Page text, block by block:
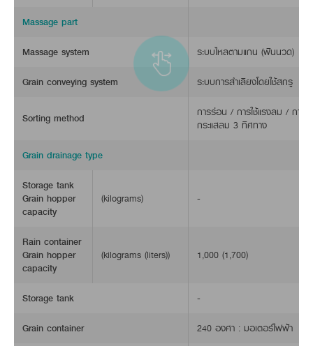
Massage part
Massage system ระบบไหลตามแกน (ฟันนวด)
Grain conveying system ระบบการลำเลียงโดยใช้สกรู
Sorting method
การร่อน / การใช้แรงลม / การคั
กระแสลม 3 ทิศทาง
Grain drainage type
Storage tank
Grain hopper
capacity
(kilograms) -
Rain container
Grain hopper
capacity
(kilograms (liters)) 1,000 (1,700)
Storage tank -
Grain container 240 องศา : มอเตอร์ไฟฟ้า